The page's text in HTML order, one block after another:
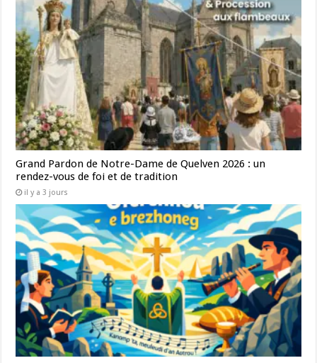
Grand Pardon de Notre-Dame de Quelven 2026 : un
rendez-vous de foi et de tradition
il y a 3 jours